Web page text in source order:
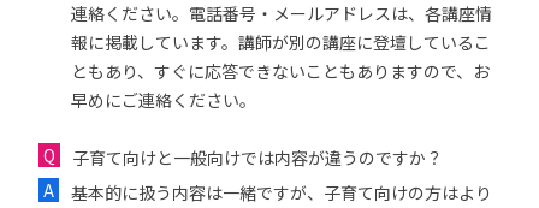
連絡ください。電話番号・メールアドレスは、各講座情
報に掲載しています。講師が別の講座に登壇しているこ
ともあり、すぐに応答できないこともありますので、お
早めにご連絡ください。
子育て向けと一般向けでは内容が違うのですか？
基本的に扱う内容は一緒ですが、子育て向けの方はより